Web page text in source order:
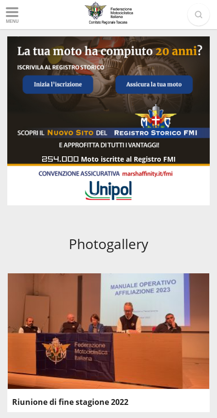
MENU
254.000 Moto iscritte al Registro FMI
Photogallery
Riunione di fine stagione 2022